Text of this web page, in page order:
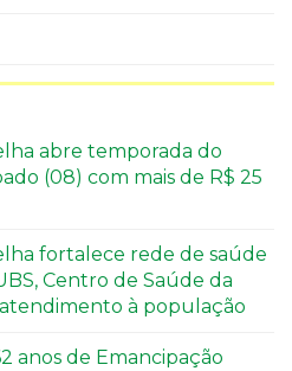
abre temporada do
(08) com mais de R$ 25
fortalece rede de saúde
Centro de Saúde da
à população
anos de Emancipação